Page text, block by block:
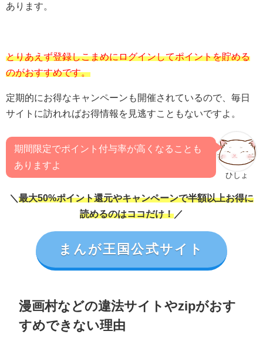
あります。
とりあえず登録しこまめにログインしてポイントを貯める
のがおすすめです。
定期的にお得なキャンペーンも開催されているので、毎日
サイトに訪れればお得情報を見逃すこともないですよ。
ひしょ
期間限定でポイント付与率が高くなることも
ありますよ
＼ 最大50%ポイント還元やキャンペーンで半額以上お得に
読めるのはココだけ！ ／
まんが王国公式サイト
漫画村などの違法サイトやzipがおす
すめできない理由